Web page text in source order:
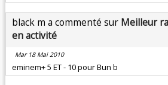
black m a commenté sur Meilleur
en activité
Mar 18 Mai 2010
eminem+ 5 ET - 10 pour Bun b